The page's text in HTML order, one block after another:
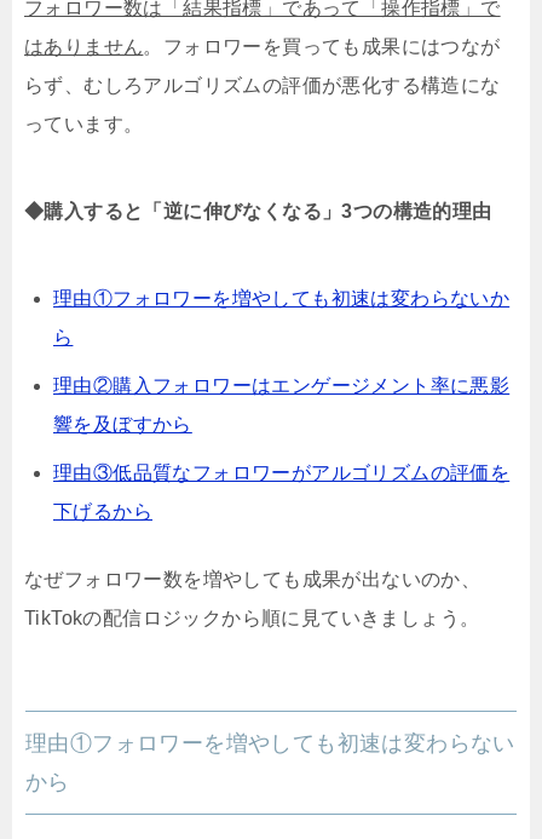
フォロワー数は「結果指標」であって「操作指標」で
はありません。フォロワーを買っても成果にはつなが
らず、むしろアルゴリズムの評価が悪化する構造にな
っています。
◆購入すると「逆に伸びなくなる」3つの構造的理由
理由①フォロワーを増やしても初速は変わらないか
ら
理由②購入フォロワーはエンゲージメント率に悪影
響を及ぼすから
理由③低品質なフォロワーがアルゴリズムの評価を
下げるから
なぜフォロワー数を増やしても成果が出ないのか、
TikTokの配信ロジックから順に見ていきましょう。
理由①フォロワーを増やしても初速は変わらない
から